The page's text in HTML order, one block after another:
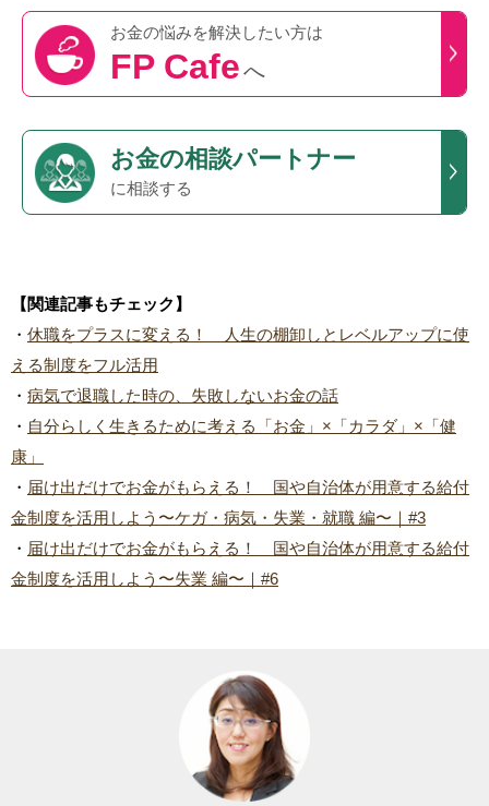
お金の悩みを解決したい方は
FP Cafeへ
お金の相談パートナー
に相談する
【関連記事もチェック】
・ 休職をプラスに変える！ 人生の棚卸しとレベルアップに使
える制度をフル活用
・ 病気で退職した時の、失敗しないお金の話
・ 自分らしく生きるために考える「お金」×「カラダ」×「健
康」
・ 届け出だけでお金がもらえる！ 国や自治体が用意する給付
金制度を活用しよう〜ケガ・病気・失業・就職 編〜｜#3
・ 届け出だけでお金がもらえる！ 国や自治体が用意する給付
金制度を活用しよう〜失業 編〜｜#6